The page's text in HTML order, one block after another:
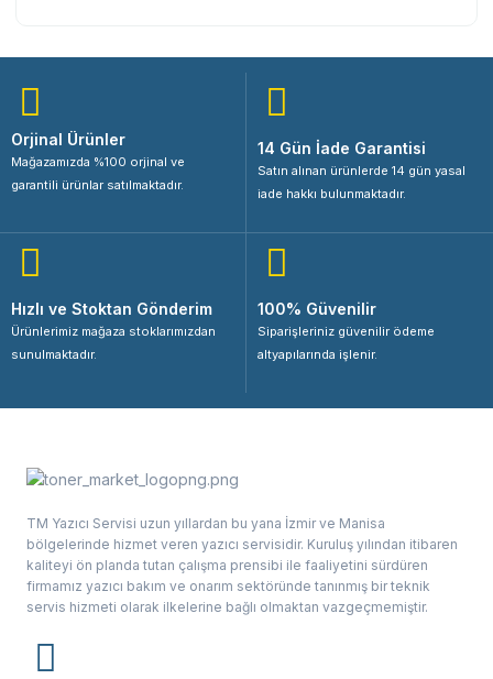
Orjinal Ürünler
Mağazamızda %100 orjinal ve
garantili ürünlar satılmaktadır.
14 Gün İade Garantisi
Satın alınan ürünlerde 14 gün yasal
iade hakkı bulunmaktadır.
Hızlı ve Stoktan Gönderim
Ürünlerimiz mağaza stoklarımızdan
sunulmaktadır.
100% Güvenilir
Siparişleriniz güvenilir ödeme
altyapılarında işlenir.
TM Yazıcı Servisi uzun yıllardan bu yana İzmir ve Manisa
bölgelerinde hizmet veren yazıcı servisidir. Kuruluş yılından itibaren
kaliteyi ön planda tutan çalışma prensibi ile faaliyetini sürdüren
firmamız yazıcı bakım ve onarım sektöründe tanınmış bir teknik
servis hizmeti olarak ilkelerine bağlı olmaktan vazgeçmemiştir.